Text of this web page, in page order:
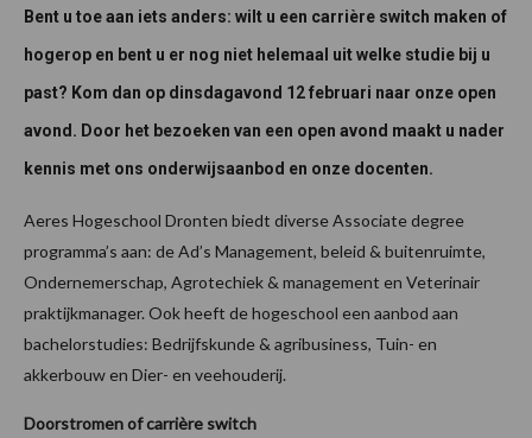
Bent u toe aan iets anders: wilt u een carrière switch maken of
hogerop en bent u er nog niet helemaal uit welke studie bij u
past? Kom dan op dinsdagavond 12 februari naar onze open
avond. Door het bezoeken van een open avond maakt u nader
kennis met ons onderwijsaanbod en onze docenten.
Aeres Hogeschool Dronten biedt diverse Associate degree
programma’s aan: de Ad’s Management, beleid & buitenruimte,
Ondernemerschap, Agrotechiek & management en Veterinair
praktijkmanager. Ook heeft de hogeschool een aanbod aan
bachelorstudies: Bedrijfskunde & agribusiness, Tuin- en
akkerbouw en Dier- en veehouderij.
Doorstromen of carrière switch